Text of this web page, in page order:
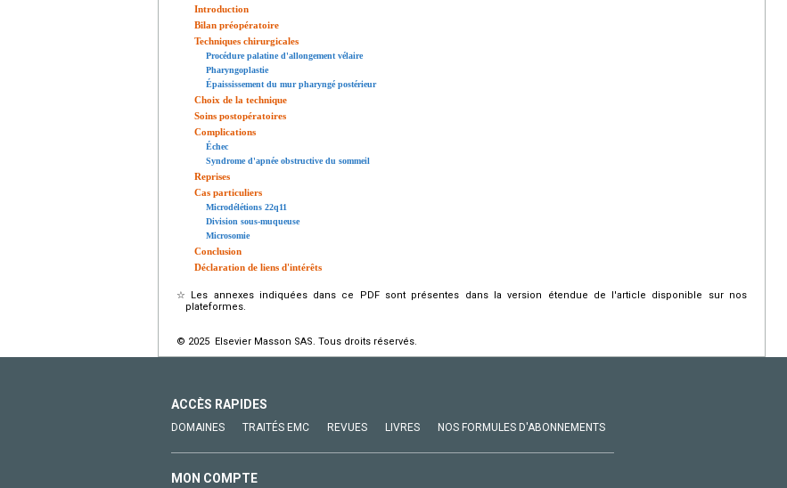
Introduction
Bilan préopératoire
Techniques chirurgicales
Procédure palatine d'allongement vélaire
Pharyngoplastie
Épaississement du mur pharyngé postérieur
Choix de la technique
Soins postopératoires
Complications
Échec
Syndrome d'apnée obstructive du sommeil
Reprises
Cas particuliers
Microdélétions 22q11
Division sous-muqueuse
Microsomie
Conclusion
Déclaration de liens d'intérêts
☆
Les annexes indiquées dans ce PDF sont présentes dans la version étendue de l'article disponible sur nos
plateformes.
© 2025 Elsevier Masson SAS. Tous droits réservés.
ACCÈS RAPIDES
DOMAINES TRAITÉS EMC REVUES LIVRES NOS FORMULES D'ABONNEMENTS
MON COMPTE